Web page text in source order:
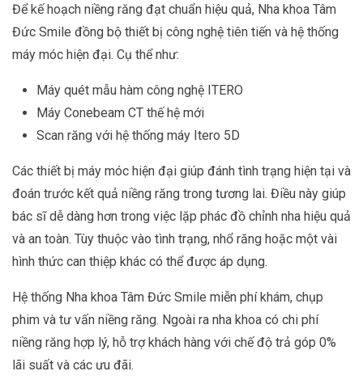
Để kế hoạch niềng răng đạt chuẩn hiệu quả, Nha khoa Tâm
Đức Smile đồng bộ thiết bị công nghệ tiên tiến và hệ thống
máy móc hiện đại. Cụ thể như:
Máy quét mẫu hàm công nghệ ITERO
Máy Conebeam CT thế hệ mới
Scan răng với hệ thống máy Itero 5D
Các thiết bị máy móc hiện đại giúp đánh tình trạng hiện tại và
đoán trước kết quả niềng răng trong tương lai. Điều này giúp
bác sĩ dễ dàng hơn trong việc lặp phác đồ chỉnh nha hiệu quả
và an toàn. Tùy thuộc vào tình trạng, nhổ răng hoặc một vài
hình thức can thiệp khác có thể được áp dụng.
Hệ thống Nha khoa Tâm Đức Smile miễn phí khám, chụp
phim và tư vấn niềng răng. Ngoài ra nha khoa có chi phí
niềng răng hợp lý, hỗ trợ khách hàng với chế độ trả góp 0%
lãi suất và các ưu đãi.